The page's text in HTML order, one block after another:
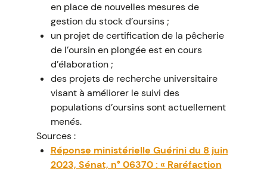
en place de nouvelles mesures de
gestion du stock d’oursins ;
un projet de certification de la pêcherie
de l’oursin en plongée est en cours
d’élaboration ;
des projets de recherche universitaire
visant à améliorer le suivi des
populations d’oursins sont actuellement
menés.
Sources :
Réponse ministérielle Guérini du 8 juin
2023, Sénat, n° 06370 : « Raréfaction